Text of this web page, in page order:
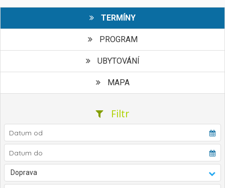
TERMÍNY
PROGRAM
UBYTOVÁNÍ
MAPA
Filtr
Doprava